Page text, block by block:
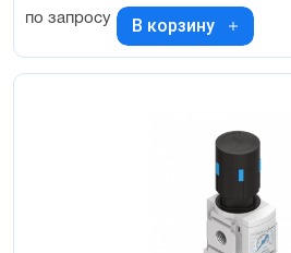
по запросу В корзину